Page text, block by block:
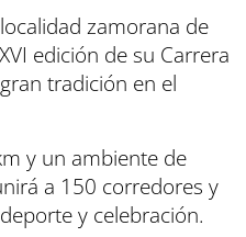
zamorana de
edición de su Carrera
tradición en el
y un ambiente de
a 150 corredores y
y celebración.